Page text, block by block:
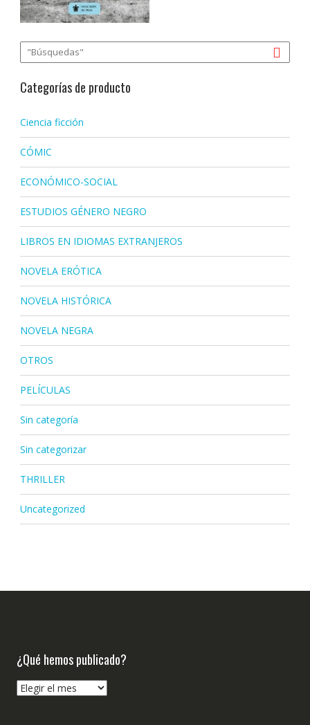
Categorías de producto
Ciencia ficción
CÓMIC
ECONÓMICO-SOCIAL
ESTUDIOS GÉNERO NEGRO
LIBROS EN IDIOMAS EXTRANJEROS
NOVELA ERÓTICA
NOVELA HISTÓRICA
NOVELA NEGRA
OTROS
PELÍCULAS
Sin categoría
Sin categorizar
THRILLER
Uncategorized
¿Qué hemos publicado?
¿Qué